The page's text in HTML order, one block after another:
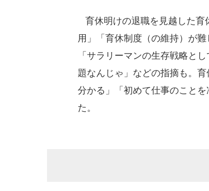
育休明けの退職を見越した育
用」「育休制度（の維持）が
「サラリーマンの生存戦略と
題なんじゃ」などの指摘も。
分かる」「初めて仕事のこと
た。